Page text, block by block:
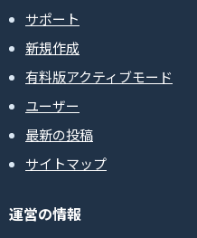
サポート
新規作成
有料版アクティブモード
ユーザー
最新の投稿
サイトマップ
運営の情報